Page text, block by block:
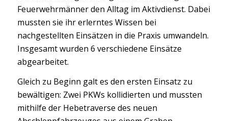
Feuerwehrmänner den Alltag im Aktivdienst. Dabei
mussten sie ihr erlerntes Wissen bei
nachgestellten Einsätzen in die Praxis umwandeln.
Insgesamt wurden 6 verschiedene Einsätze
abgearbeitet.
Gleich zu Beginn galt es den ersten Einsatz zu
bewältigen: Zwei PKWs kollidierten und mussten
mithilfe der Hebetraverse des neuen